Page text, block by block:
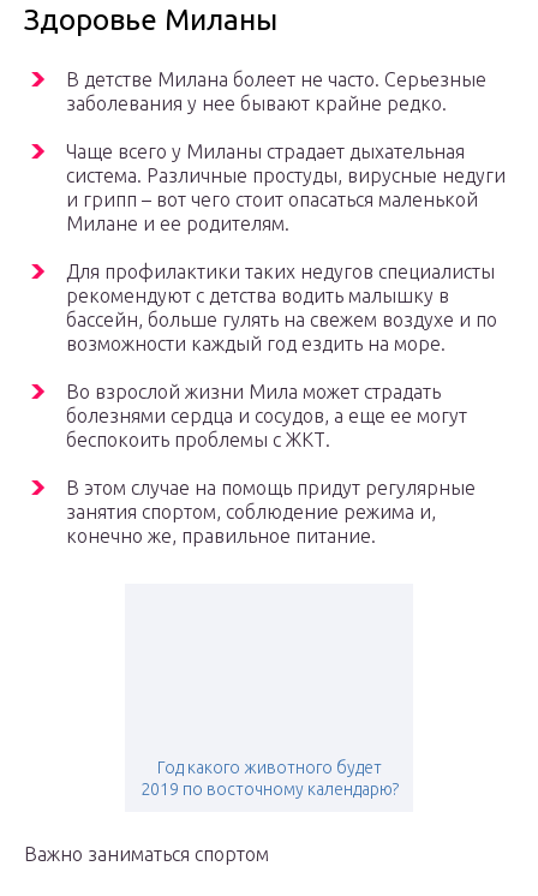
Здоровье Миланы
В детстве Милана болеет не часто. Серьезные
заболевания у нее бывают крайне редко.
Чаще всего у Миланы страдает дыхательная
система. Различные простуды, вирусные недуги
и грипп – вот чего стоит опасаться маленькой
Милане и ее родителям.
Для профилактики таких недугов специалисты
рекомендуют с детства водить малышку в
бассейн, больше гулять на свежем воздухе и по
возможности каждый год ездить на море.
Во взрослой жизни Мила может страдать
болезнями сердца и сосудов, а еще ее могут
беспокоить проблемы с ЖКТ.
В этом случае на помощь придут регулярные
занятия спортом, соблюдение режима и,
конечно же, правильное питание.
Год какого животного будет
2019 по восточному календарю?
Важно заниматься спортом